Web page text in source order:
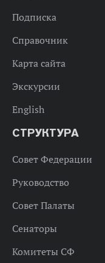
Подписка
Справочник
Карта сайта
Экскурсии
English
СТРУКТУРА
Совет Федерации
Руководство
Совет Палаты
Сенаторы
Комитеты СФ